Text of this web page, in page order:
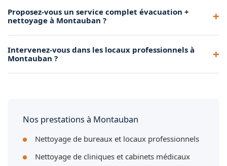
informatique vers les filières DEEE agréées à Montauban.
Proposez-vous un service complet évacuation +
nettoyage à Montauban ?
déchets et le nettoyage complet du local à Montauban en
Intervenez-vous dans les locaux professionnels à
Montauban ?
Nos prestations à Montauban
Nettoyage de bureaux et locaux professionnels
Nettoyage de cliniques et cabinets médicaux